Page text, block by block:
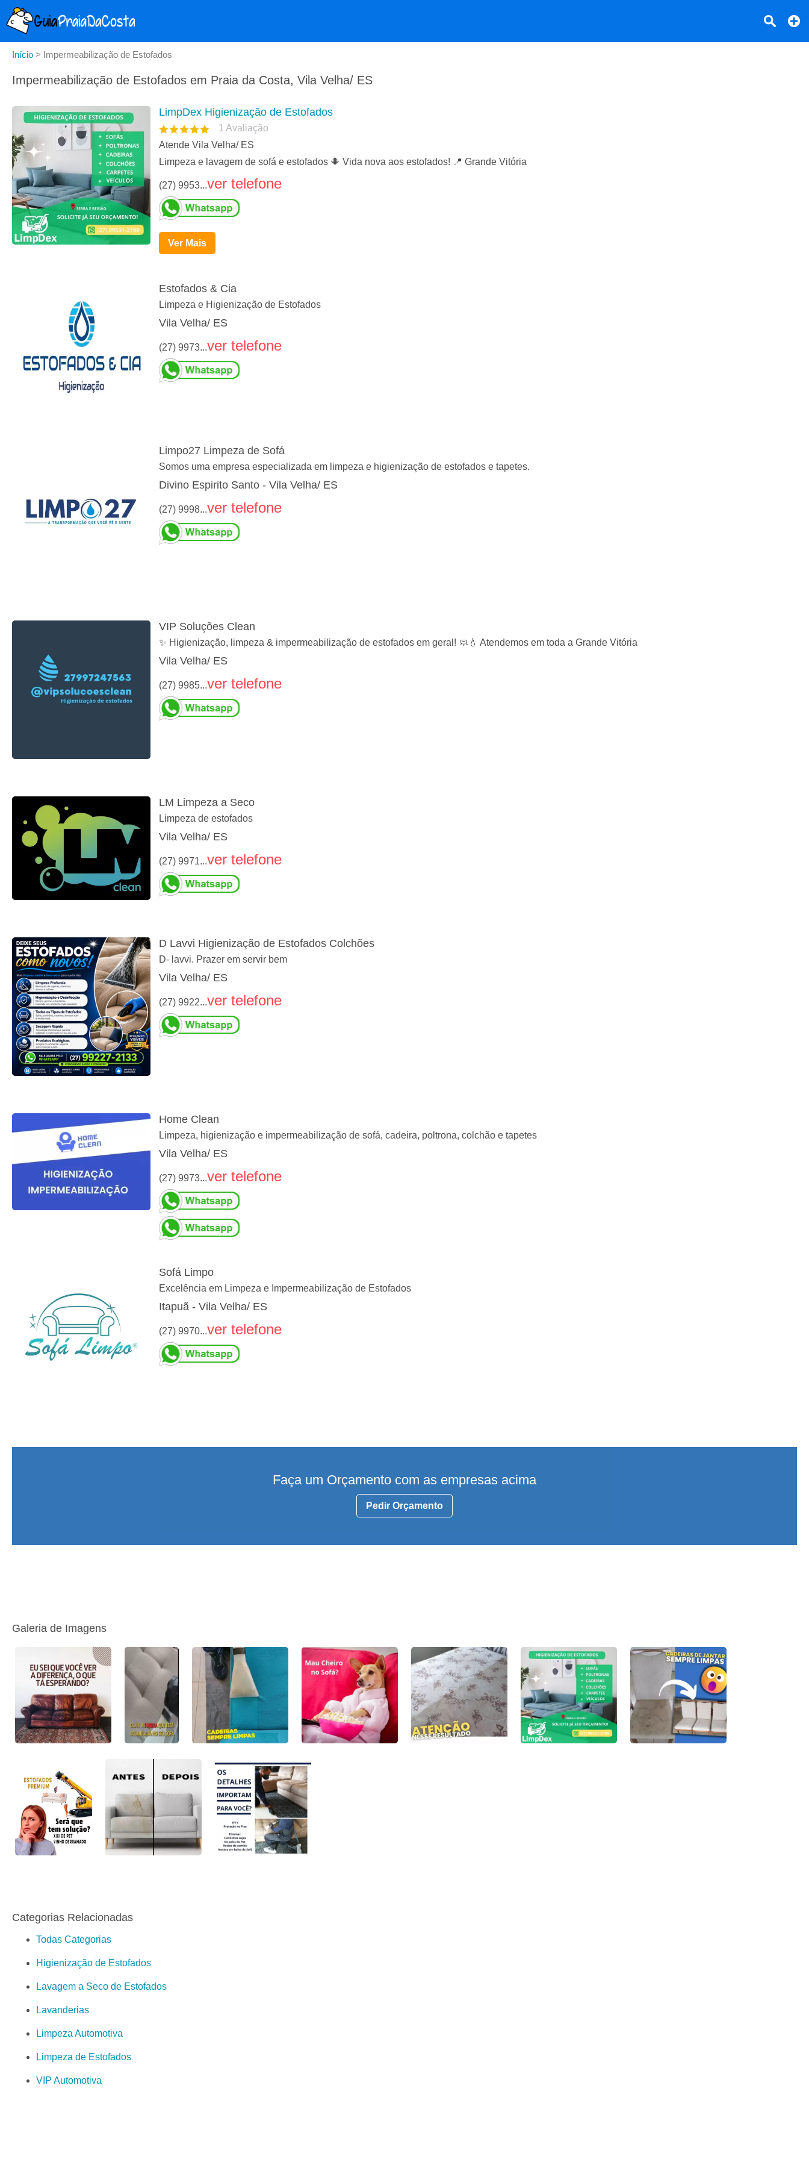
Início > Impermeabilização de Estofados
Impermeabilização de Estofados em Praia da Costa, Vila Velha/ ES
LimpDex Higienização de Estofados
1 Avaliação
Atende Vila Velha/ ES
Limpeza e lavagem de sofá e estofados 🔶 Vida nova aos estofados! 📍 Grande Vitória
(27) 9953...ver telefone
Ver Mais
Estofados & Cia
Limpeza e Higienização de Estofados
Vila Velha/ ES
(27) 9973...ver telefone
Limpo27 Limpeza de Sofá
Somos uma empresa especializada em limpeza e higienização de estofados e tapetes.
Divino Espirito Santo - Vila Velha/ ES
(27) 9998...ver telefone
VIP Soluções Clean
✨ Higienização, limpeza & impermeabilização de estofados em geral! 🧼💧 Atendemos em toda a Grande Vitória
Vila Velha/ ES
(27) 9985...ver telefone
LM Limpeza a Seco
Limpeza de estofados
Vila Velha/ ES
(27) 9971...ver telefone
D Lavvi Higienização de Estofados Colchões
D- lavvi. Prazer em servir bem
Vila Velha/ ES
(27) 9922...ver telefone
Home Clean
Limpeza, higienização e impermeabilização de sofá, cadeira, poltrona, colchão e tapetes
Vila Velha/ ES
(27) 9973...ver telefone
Sofá Limpo
Excelência em Limpeza e Impermeabilização de Estofados
Itapuã - Vila Velha/ ES
(27) 9970...ver telefone
Faça um Orçamento com as empresas acima
Pedir Orçamento
Galeria de Imagens
Categorias Relacionadas
Todas Categorias
Higienização de Estofados
Lavagem a Seco de Estofados
Lavanderias
Limpeza Automotiva
Limpeza de Estofados
VIP Automotiva